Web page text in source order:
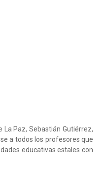
La Paz, Sebastián Gutiérrez,
a todos los profesores que
educativas estales con